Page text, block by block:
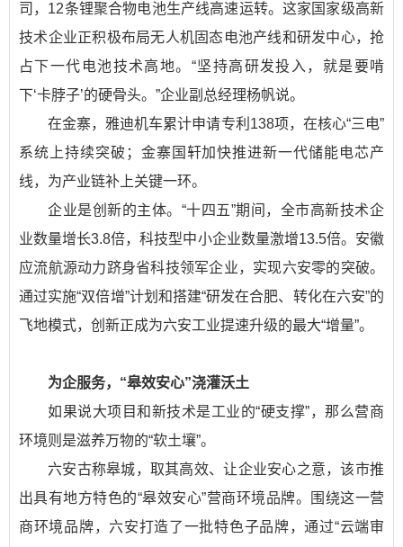
司，12条锂聚合物电池生产线高速运转。这家国家级高新
技术企业正积极布局无人机固态电池产线和研发中心，抢
占下一代电池技术高地。“坚持高研发投入，就是要啃
下‘卡脖子’的硬骨头。”企业副总经理杨帆说。
在金寨，雅迪机车累计申请专利138项，在核心“三电”
系统上持续突破；金寨国轩加快推进新一代储能电芯产
线，为产业链补上关键一环。
企业是创新的主体。“十四五”期间，全市高新技术企
业数量增长3.8倍，科技型中小企业数量激增13.5倍。安徽
应流航源动力跻身省科技领军企业，实现六安零的突破。
通过实施“双倍增”计划和搭建“研发在合肥、转化在六安”的
飞地模式，创新正成为六安工业提速升级的最大“增量”。
为企服务，“皋效安心”浇灌沃土
如果说大项目和新技术是工业的“硬支撑”，那么营商
环境则是滋养万物的“软土壤”。
六安古称皋城，取其高效、让企业安心之意，该市推
出具有地方特色的“皋效安心”营商环境品牌。围绕这一营
商环境品牌，六安打造了一批特色子品牌，通过“云端审